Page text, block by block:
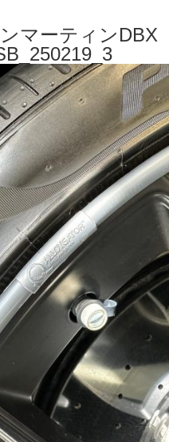
マーティンDBX